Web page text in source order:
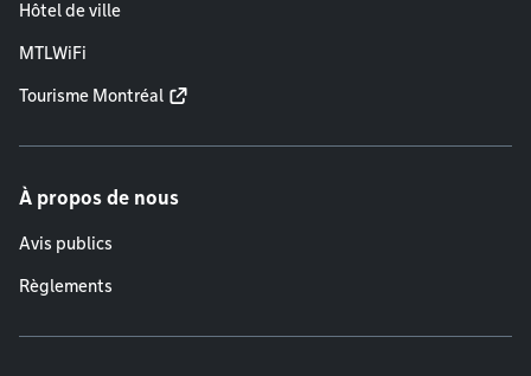
Hôtel de ville
MTLWiFi
Tourisme Montréal
À propos de nous
Avis publics
Règlements